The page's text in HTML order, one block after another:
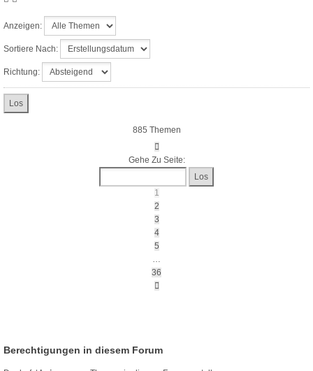
Anzeigen:
Sortiere Nach:
Richtung:
885 Themen
Seite
1
36
Gehe Zu Seite:
1
2
3
4
5
…
36
Nächste
Berechtigungen in diesem Forum